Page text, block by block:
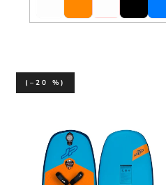
(–20 %)